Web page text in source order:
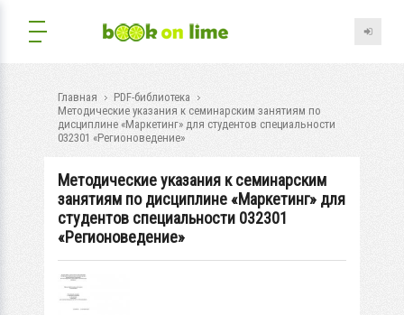
Главная
PDF-библиотека
Методические указания к семинарским занятиям по
дисциплине «Маркетинг» для студентов специальности
032301 «Регионоведение»
Методические указания к семинарским
занятиям по дисциплине «Маркетинг» для
студентов специальности 032301
«Регионоведение»